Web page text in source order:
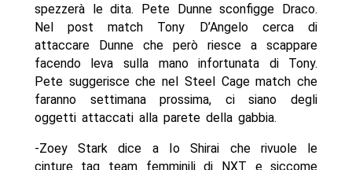
spezzerà le dita. Pete Dunne sconfigge Draco.
Nel post match Tony D’Angelo cerca di
attaccare Dunne che però riesce a scappare
facendo leva sulla mano infortunata di Tony.
Pete suggerisce che nel Steel Cage match che
faranno settimana prossima, ci siano degli
oggetti attaccati alla parete della gabbia.
-Zoey Stark dice a Io Shirai che rivuole le
cinture tag team femminili di NXT e siccome